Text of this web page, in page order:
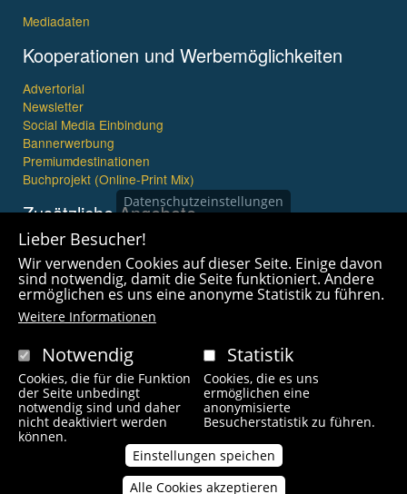
Mediadaten
Kooperationen und Werbemöglichkeiten
Advertorial
Newsletter
Social Media Einbindung
Bannerwerbung
Premiumdestinationen
Buchprojekt (Online-Print Mix)
Zusätzliche Angebote
Imagefilme und mehr
360° x 360° Fotografie
Copyright © 2021 wanderfreak.de. Alle Rechte vorbehalten.
Fußzeilenmenü
Kontakt Impressum Links Unsere Autoren
Datenschutzeinstellungen
Lieber Besucher!
Wir verwenden Cookies auf dieser Seite. Einige davon
sind notwendig, damit die Seite funktioniert. Andere
ermöglichen es uns eine anonyme Statistik zu führen.
Weitere Informationen
Notwendig
Cookies, die für die Funktion
der Seite unbedingt
notwendig sind und daher
nicht deaktiviert werden
können.
Statistik
Cookies, die es uns
ermöglichen eine
anonymisierte
Besucherstatistik zu führen.
Einstellungen speichen
Alle Cookies akzeptieren